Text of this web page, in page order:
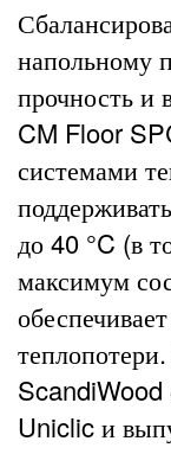
напольному
прочность и
CM Floor
системами
до 40 °C (в
максимум
ScandiWood
Uniclic и